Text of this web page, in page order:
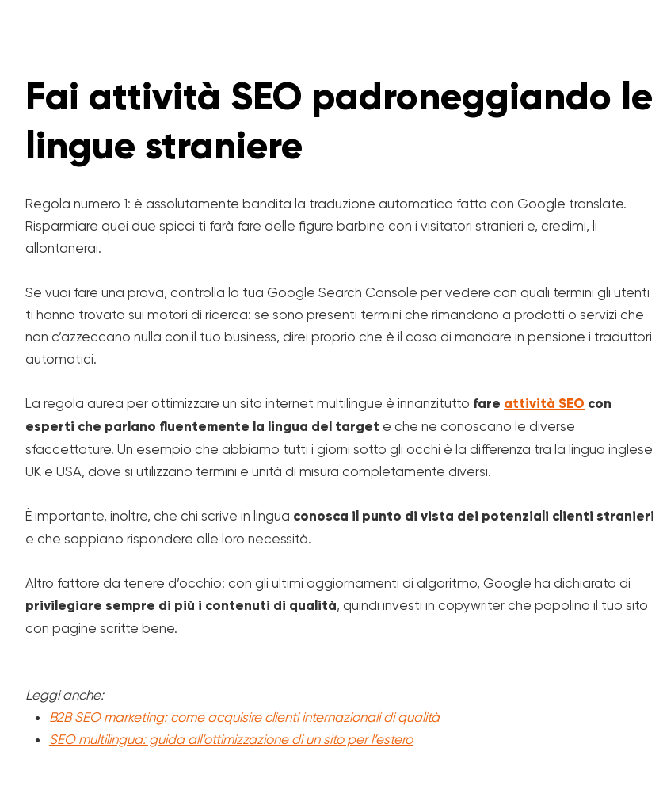
Fai attività SEO padroneggiando le
lingue straniere
Regola numero 1: è assolutamente bandita la traduzione automatica fatta con Google translate.
Risparmiare quei due spicci ti farà fare delle figure barbine con i visitatori stranieri e, credimi, li
allontanerai.
Se vuoi fare una prova, controlla la tua Google Search Console per vedere con quali termini gli utenti
ti hanno trovato sui motori di ricerca: se sono presenti termini che rimandano a prodotti o servizi che
non c’azzeccano nulla con il tuo business, direi proprio che è il caso di mandare in pensione i traduttori
automatici.
La regola aurea per ottimizzare un sito internet multilingue è innanzitutto fare attività SEO con
esperti che parlano fluentemente la lingua del target e che ne conoscano le diverse
sfaccettature. Un esempio che abbiamo tutti i giorni sotto gli occhi è la differenza tra la lingua inglese
UK e USA, dove si utilizzano termini e unità di misura completamente diversi.
È importante, inoltre, che chi scrive in lingua conosca il punto di vista dei potenziali clienti stranieri
e che sappiano rispondere alle loro necessità.
Altro fattore da tenere d’occhio: con gli ultimi aggiornamenti di algoritmo, Google ha dichiarato di
privilegiare sempre di più i contenuti di qualità, quindi investi in copywriter che popolino il tuo sito
con pagine scritte bene.
Leggi anche:
B2B SEO marketing: come acquisire clienti internazionali di qualità
SEO multilingua: guida all’ottimizzazione di un sito per l’estero